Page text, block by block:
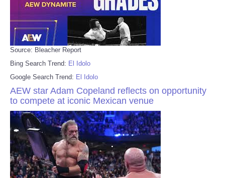
Source: Bleacher Report
Bing Search Trend: El Idolo
Google Search Trend: El Idolo
AEW star Adam Copeland reflects on opportunity
to compete at iconic Mexican venue